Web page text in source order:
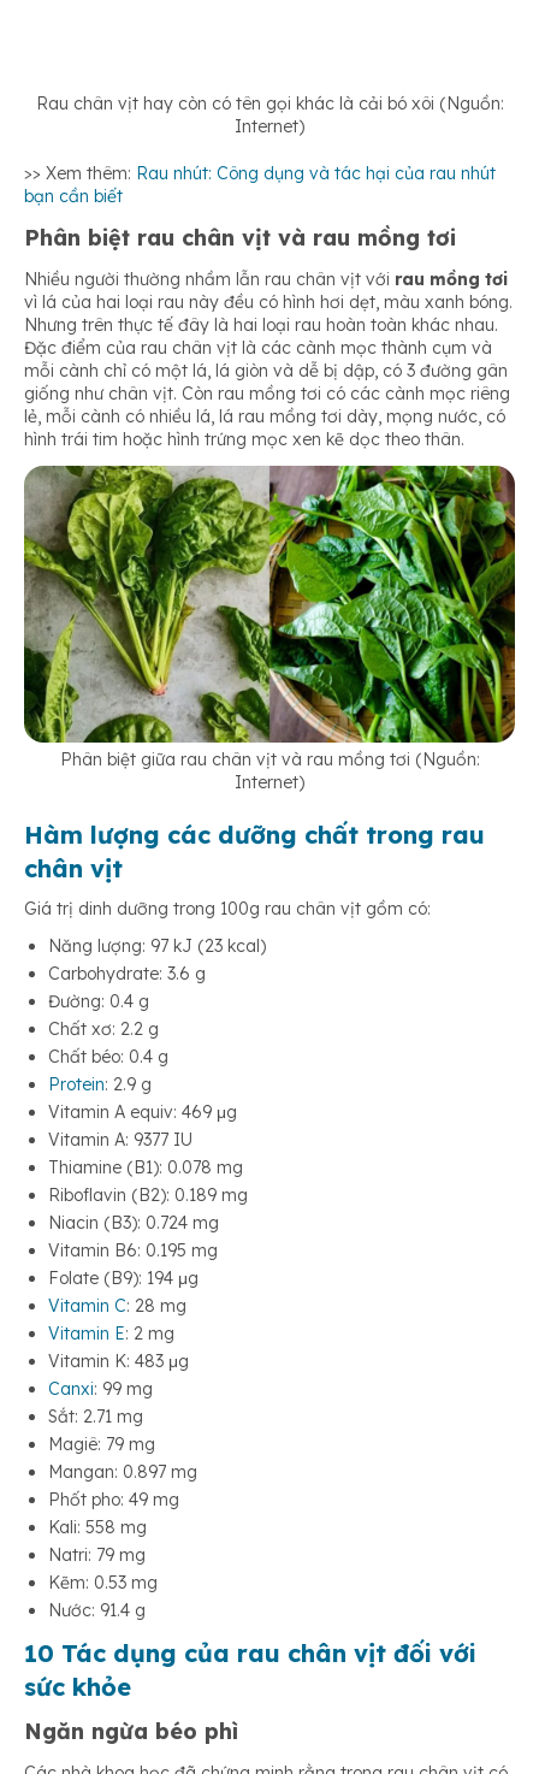
Rau chân vịt hay còn có tên gọi khác là cải bó xôi (Nguồn:
Internet)
>> Xem thêm: Rau nhút: Công dụng và tác hại của rau nhút
bạn cần biết
Phân biệt rau chân vịt và rau mồng tơi
Nhiều người thường nhầm lẫn rau chân vịt với rau mồng tơi
vì lá của hai loại rau này đều có hình hơi dẹt, màu xanh bóng.
Nhưng trên thực tế đây là hai loại rau hoàn toàn khác nhau.
Đặc điểm của rau chân vịt là các cành mọc thành cụm và
mỗi cành chỉ có một lá, lá giòn và dễ bị dập, có 3 đường gân
giống như chân vịt. Còn rau mồng tơi có các cành mọc riêng
lẻ, mỗi cành có nhiều lá, lá rau mồng tơi dày, mọng nước, có
hình trái tim hoặc hình trứng mọc xen kẽ dọc theo thân.
Phân biệt giữa rau chân vịt và rau mồng tơi (Nguồn:
Internet)
Hàm lượng các dưỡng chất trong rau
chân vịt
Giá trị dinh dưỡng trong 100g rau chân vịt gồm có:
Năng lượng: 97 kJ (23 kcal)
Carbohydrate: 3.6 g
Đường: 0.4 g
Chất xơ: 2.2 g
Chất béo: 0.4 g
Protein: 2.9 g
Vitamin A equiv: 469 μg
Vitamin A: 9377 IU
Thiamine (B1): 0.078 mg
Riboflavin (B2): 0.189 mg
Niacin (B3): 0.724 mg
Vitamin B6: 0.195 mg
Folate (B9): 194 μg
Vitamin C: 28 mg
Vitamin E: 2 mg
Vitamin K: 483 μg
Canxi: 99 mg
Sắt: 2.71 mg
Magiê: 79 mg
Mangan: 0.897 mg
Phốt pho: 49 mg
Kali: 558 mg
Natri: 79 mg
Kẽm: 0.53 mg
Nước: 91.4 g
10 Tác dụng của rau chân vịt đối với
sức khỏe
Ngăn ngừa béo phì